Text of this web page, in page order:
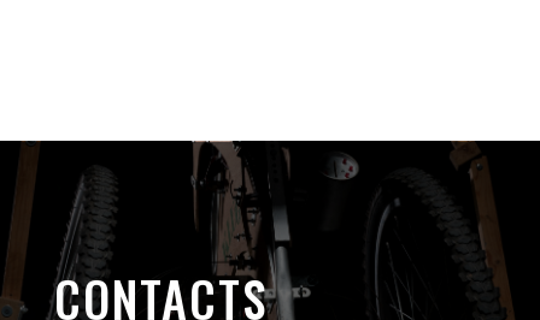
CONTACTS